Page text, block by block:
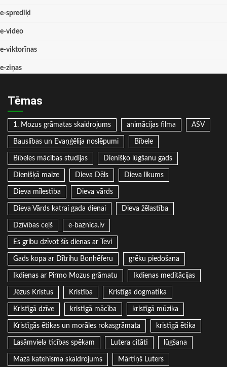
e-sprediķi
e-video
e-viktorīnas
e-ziņas
Tēmas
1. Mozus grāmatas skaidrojums animācijas filma ASV
Bauslības un Evaņģēlija noslēpumi Bībele
Bībeles mācības studijas Dienišķo lūgšanu gads
Dienišķā maize Dieva Dēls Dieva likums
Dieva mīlestība Dieva vārds
Dieva Vārds katrai gada dienai Dieva žēlastība
Dzīvības ceļš e-baznica.lv
Es gribu dzīvot šīs dienas ar Tevi
Gads kopa ar Dītrihu Bonhēferu grēku piedošana
Ikdienas ar Pirmo Mozus grāmatu Ikdienas meditācijas
Jēzus Kristus Kristība Kristīgā dogmatika
Kristīgā dzīve kristīgā mācība kristīgā mūzika
Kristīgās ētikas un morāles rokasgrāmata kristīgā ētika
Lasāmviela ticības spēkam Lutera citāti lūgšana
Mazā katehisma skaidrojums Mārtiņš Luters